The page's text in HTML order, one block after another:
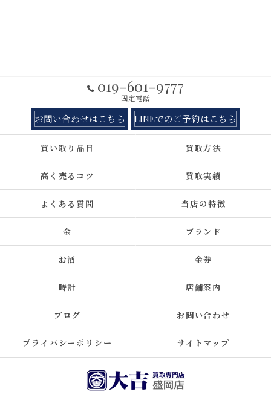
019-601-9777
固定電話
お問い合わせはこちら LINEでのご予約はこちら
買い取り品目 買取方法
高く売るコツ 買取実績
よくある質問 当店の特徴
金 ブランド
お酒 金券
時計 店舗案内
ブログ お問い合わせ
プライバシーポリシー サイトマップ